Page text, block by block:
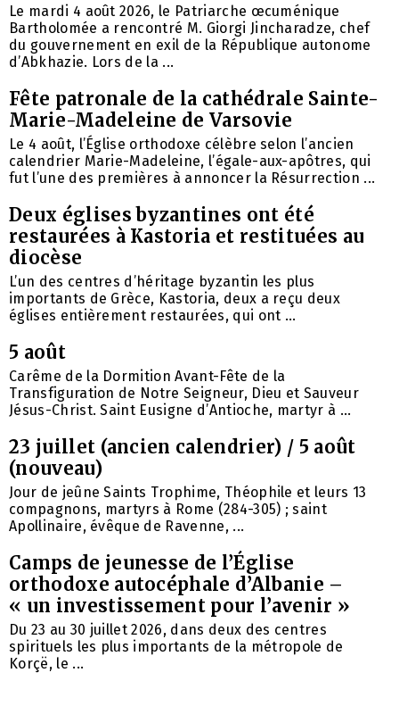
Le mardi 4 août 2026, le Patriarche œcuménique
Bartholomée a rencontré M. Giorgi Jincharadze, chef
du gouvernement en exil de la République autonome
d’Abkhazie. Lors de la ...
Fête patronale de la cathédrale Sainte-
Marie-Madeleine de Varsovie
Le 4 août, l’Église orthodoxe célèbre selon l’ancien
calendrier Marie-Madeleine, l’égale-aux-apôtres, qui
fut l’une des premières à annoncer la Résurrection ...
Deux églises byzantines ont été
restaurées à Kastoria et restituées au
diocèse
L’un des centres d’héritage byzantin les plus
importants de Grèce, Kastoria, deux a reçu deux
églises entièrement restaurées, qui ont ...
5 août
Carême de la Dormition Avant-Fête de la
Transfiguration de Notre Seigneur, Dieu et Sauveur
Jésus-Christ. Saint Eusigne d’Antioche, martyr à ...
23 juillet (ancien calendrier) / 5 août
(nouveau)
Jour de jeûne Saints Trophime, Théophile et leurs 13
compagnons, martyrs à Rome (284-305) ; saint
Apollinaire, évêque de Ravenne, ...
Camps de jeunesse de l’Église
orthodoxe autocéphale d’Albanie –
« un investissement pour l’avenir »
Du 23 au 30 juillet 2026, dans deux des centres
spirituels les plus importants de la métropole de
Korçë, le ...